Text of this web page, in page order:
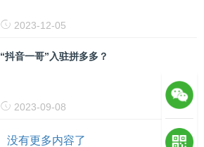
2023-12-05
“抖音一哥”入驻拼多多？
2023-09-08
没有更多内容了